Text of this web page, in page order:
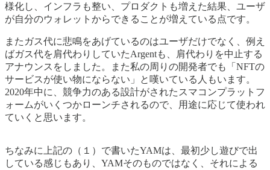
様化し、インフラも整い、プロダクトも増えた結果、ユーザ
が自分のウォレットからできることが増えている点です。
またガス代に悲鳴をあげているのはユーザだけでなく、例え
ばガス代を肩代わりしていたArgentも、肩代わりを中止する
アナウンスをしました。また私の周りの開発者でも「NFTの
サービスが使い物にならない」と嘆いている人もいます。
2020年中に、競争力のある設計がされたスマコンプラットフ
ォームがいくつかローンチされるので、用途に応じて使われ
ていくと思います。
ちなみに上記の（１）で書いたYAMは、最初少し遊びで出
している感じもあり、YAMそのものではなく、それによる